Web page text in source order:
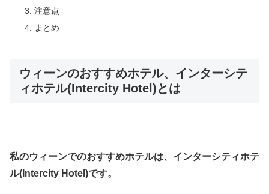
注意点
まとめ
ウィーンのおすすめホテル、インターシテ
ィホテル(Intercity Hotel)とは
私のウィーンでのおすすめホテルは、インターシティホテ
ル(Intercity Hotel)です。